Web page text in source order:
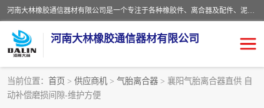
河南大林橡胶通信器材有限公司是一个专注于各种橡胶件、离合器及配件、泥浆泵及配件等产品设计制造和加工的企业。产品应用于矿山、冶金、石油、钢铁、化工、水泥、船舶、造纸、通用机械等各种大功率机械传动或制动装置。
河南大林橡胶通信器材有限公司
当前位置： 首页 > 供应商机 > 气胎离合器 > 襄阳气胎离合器直供 自
动补偿磨损间隙-维护方便
推盘离合器